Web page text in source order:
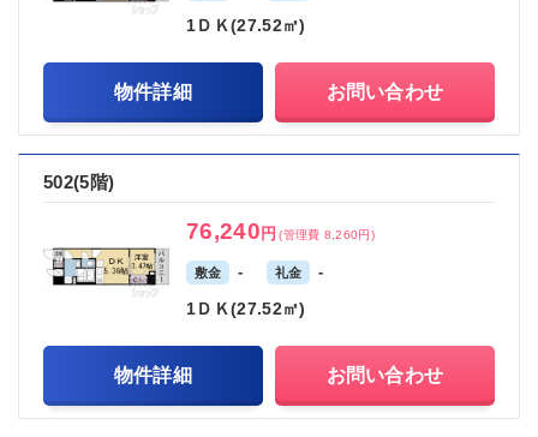
1ＤＫ(27.52㎡)
物件詳細 お問い合わせ
502(5階)
76,240 円 (管理費 8,260円)
敷金 - 礼金 -
1ＤＫ(27.52㎡)
物件詳細 お問い合わせ